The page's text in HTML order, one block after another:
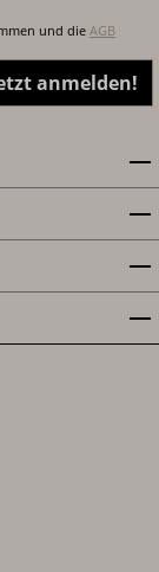
und die AGB
anmelden!